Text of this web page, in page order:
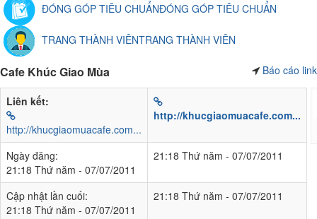
ĐÓNG GÓP TIÊU CHUẨNĐÓNG GÓP TIÊU CHUẨN
TRANG THÀNH VIÊNTRANG THÀNH VIÊN
Báo cáo link
Cafe Khúc Giao Mùa
Liên kết:
http://khucgiaomuacafe.com...
http://khucgiaomuacafe.com...
Ngày đăng:
21:18 Thứ năm - 07/07/2011
21:18 Thứ năm - 07/07/2011
Cập nhật lần cuối:
21:18 Thứ năm - 07/07/2011
21:18 Thứ năm - 07/07/2011